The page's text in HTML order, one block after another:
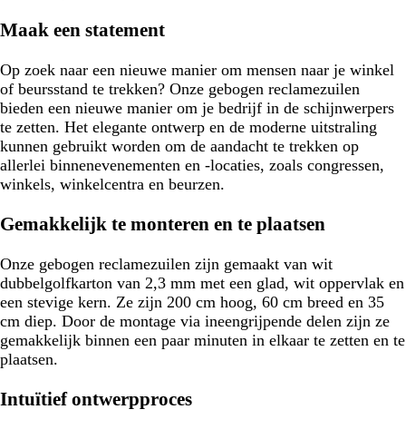
Maak een statement
Op zoek naar een nieuwe manier om mensen naar je winkel
of beursstand te trekken? Onze gebogen reclamezuilen
bieden een nieuwe manier om je bedrijf in de schijnwerpers
te zetten. Het elegante ontwerp en de moderne uitstraling
kunnen gebruikt worden om de aandacht te trekken op
allerlei binnenevenementen en -locaties, zoals congressen,
winkels, winkelcentra en beurzen.
Gemakkelijk te monteren en te plaatsen
Onze gebogen reclamezuilen zijn gemaakt van wit
dubbelgolfkarton van 2,3 mm met een glad, wit oppervlak en
een stevige kern. Ze zijn 200 cm hoog, 60 cm breed en 35
cm diep. Door de montage via ineengrijpende delen zijn ze
gemakkelijk binnen een paar minuten in elkaar te zetten en te
plaatsen.
Intuïtief ontwerpproces